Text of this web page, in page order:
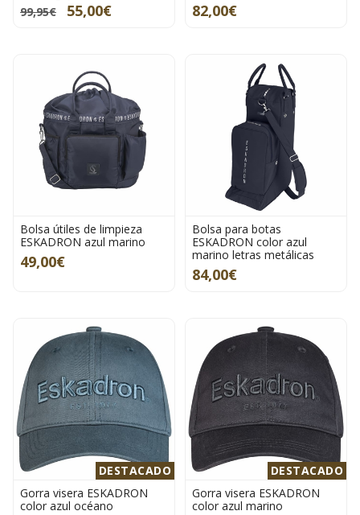
99,95€
55,00€ 82,00€
Bolsa útiles de limpieza
ESKADRON azul marino
49,00€
Bolsa para botas
ESKADRON color azul
marino letras metálicas
84,00€
DESTACADO
Gorra visera ESKADRON
color azul océano
DESTACADO
Gorra visera ESKADRON
color azul marino